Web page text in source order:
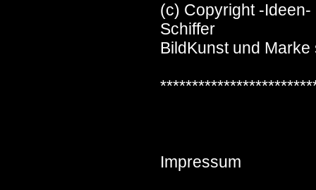
(c) Copyright -
Schiffer
BildKunst und
Impressum